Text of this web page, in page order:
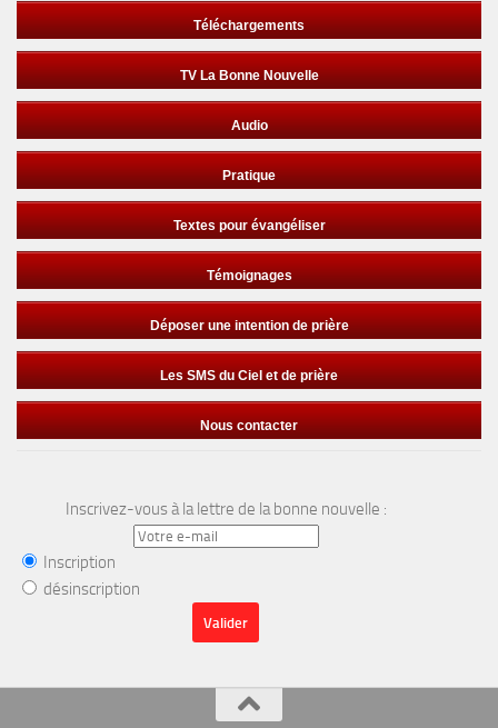
Téléchargements
TV La Bonne Nouvelle
Audio
Pratique
Textes pour évangéliser
Témoignages
Déposer une intention de prière
Les SMS du Ciel et de prière
Nous contacter
Inscrivez-vous à la lettre de la bonne nouvelle :
Inscription
désinscription